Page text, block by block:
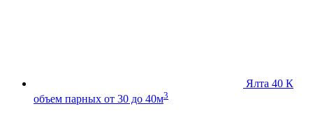
Ялта 40 К
объем парных от 30 до 40м3